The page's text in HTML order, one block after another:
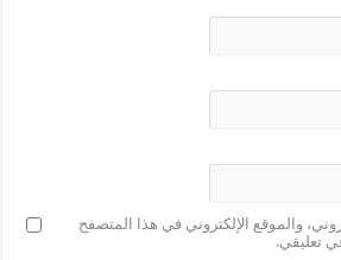
والموقع الإلكتروني في هذا المتصفح
تعليقي.